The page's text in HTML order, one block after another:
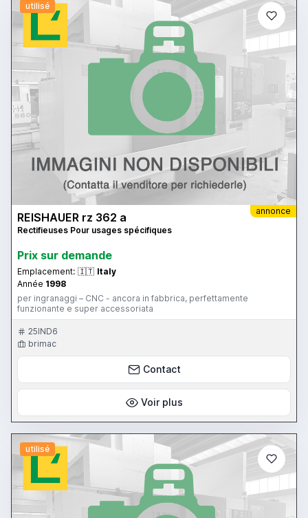
utilisé
annonce
REISHAUER rz 362 a
Rectifieuses Pour usages spécifiques
Prix ​​sur demande
Emplacement: 🇮🇹 Italy
Année 1998
per ingranaggi – CNC - ancora in fabbrica, perfettamente
funzionante e super accessoriata
25IND6
brimac
Contact
Voir plus
utilisé